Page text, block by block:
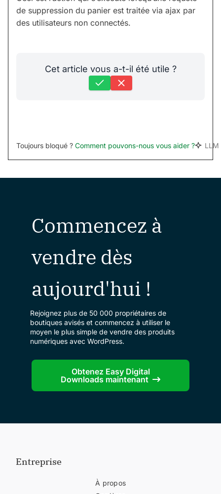
de suppression du panier est traitée via ajax par
des utilisateurs non connectés.
Cet article vous a-t-il été utile ?
Toujours bloqué ? Comment pouvons-nous vous aider ? LLM
Commencez à
vendre dès
aujourd'hui !
Rejoignez plus de 50 000 propriétaires de
boutiques avisés et commencez à utiliser le
moyen le plus simple de vendre des produits
numériques avec WordPress.
Obtenez Easy Digital
Downloads maintenant
Entreprise
À propos